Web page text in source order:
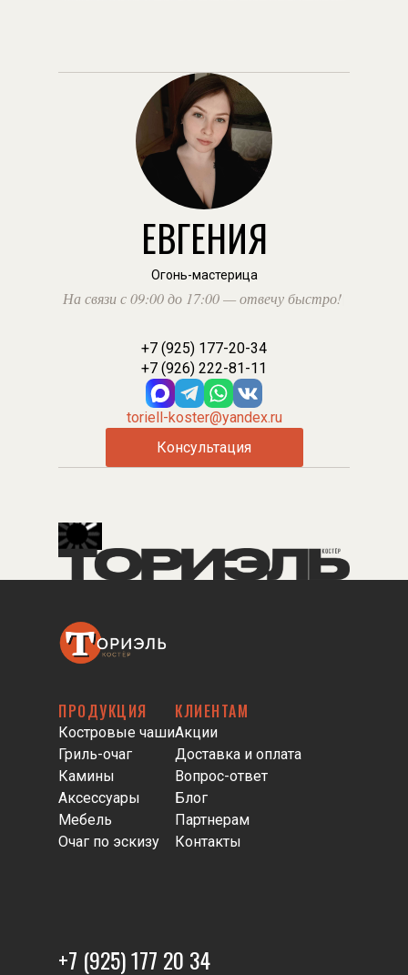
ЕВГЕНИЯ
Огонь-мастерица
На связи с 09:00 до 17:00 — отвечу б|
+7 (925) 177-20-34
+7 (926) 222-81-11
toriell-koster@yandex.ru
Консультация
+7 (925) 177 20 34
ПРОДУКЦИЯ
Костровые чаши
Гриль-очаг
Камины
Аксессуары
Мебель
Очаг по эскизу
КЛИЕНТАМ
Акции
Доставка и оплата
Вопрос-ответ
Блог
Партнерам
Контакты